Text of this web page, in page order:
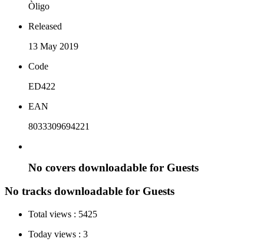
Òligo
Released
13 May 2019
Code
ED422
EAN
8033309694221
No covers downloadable for Guests
No tracks downloadable for Guests
Total views : 5425
Today views : 3